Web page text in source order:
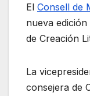
El Consell de
nueva
de Creación
La
consejera de